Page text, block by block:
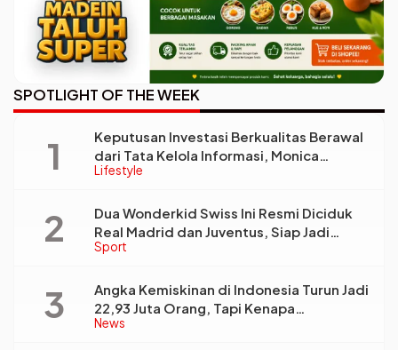
SPOTLIGHT OF THE WEEK
Lifestyle
Keputusan Investasi Berkualitas Berawal
dari Tata Kelola Informasi, Monica
Triyadi: Bukan Sekadar Analisis
Sport
Dua Wonderkid Swiss Ini Resmi Diciduk
Real Madrid dan Juventus, Siap Jadi
Bintang Baru Eropa
News
Angka Kemiskinan di Indonesia Turun Jadi
22,93 Juta Orang, Tapi Kenapa
Ketimpangan Desa dan Kota Malah Makin